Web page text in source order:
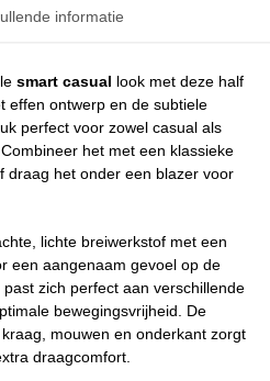
informatie
smart casual look met deze half
effen ontwerp en de subtiele
perfect voor zowel casual als
het met een klassieke
draag het onder een blazer voor
lichte breiwerkstof met een
een aangenaam gevoel op de
zich perfect aan verschillende
bewegingsvrijheid. De
mouwen en onderkant zorgt
draagcomfort.